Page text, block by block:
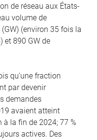
de réseau aux États-
volume de
(environ 35 fois la
et 890 GW de
qu’une fraction
par devenir
demandes
avaient atteint
à la fin de 2024; 77 %
actives. Des